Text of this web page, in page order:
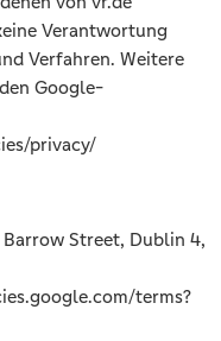
Verantwortung
Verfahren. Weitere
Google-
privacy/
Street, Dublin 4,
terms?